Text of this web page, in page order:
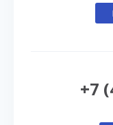
+7